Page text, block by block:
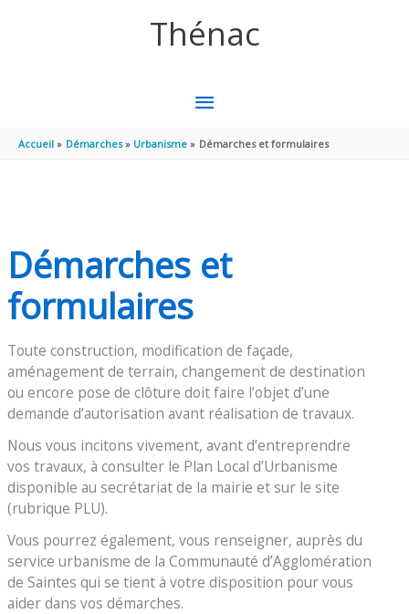
Thénac
MENU
PRINCIPAL
Accueil Démarches Urbanisme Démarches et formulaires
Démarches et
formulaires
Toute construction, modification de façade,
aménagement de terrain, changement de destination
ou encore pose de clôture doit faire l’objet d’une
demande d’autorisation avant réalisation de travaux.
Nous vous incitons vivement, avant d’entreprendre
vos travaux, à consulter le Plan Local d’Urbanisme
disponible au secrétariat de la mairie et sur le site
(rubrique PLU).
Vous pourrez également, vous renseigner, auprès du
service urbanisme de la Communauté d’Agglomération
de Saintes qui se tient à votre disposition pour vous
aider dans vos démarches.